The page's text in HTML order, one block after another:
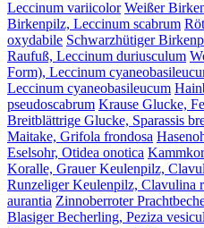
Leccinum variicolor Weißer
Birkenpilz, Leccinum scabrum
oxydabile Schwarzhütiger
Raufuß, Leccinum duriusculum
Form), Leccinum
Leccinum cyaneobasileucum
pseudoscabrum Krause Glucke,
Breitblättrige Glucke, Sparassis
Maitake, Grifola frondosa
Eselsohr, Otidea onotica
Koralle, Grauer Keulenpilz,
Runzeliger Keulenpilz, Clavulina
aurantia Zinnoberroter
Blasiger Becherling, Peziza